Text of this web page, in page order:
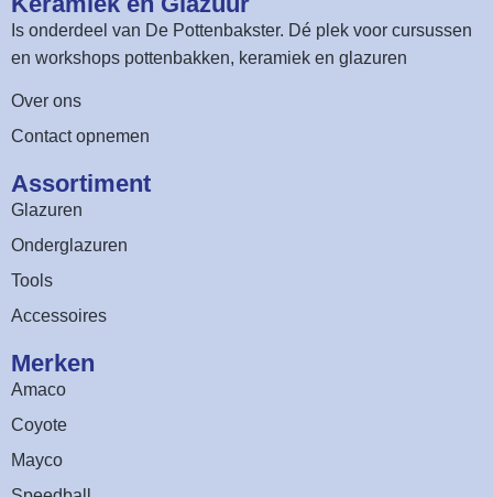
Is onderdeel van De Pottenbakster. Dé plek voor cursussen
en workshops pottenbakken, keramiek en glazuren
Over ons
Contact opnemen
Assortiment​
Glazuren
Onderglazuren
Tools
Accessoires
Merken
Amaco
Coyote
Mayco